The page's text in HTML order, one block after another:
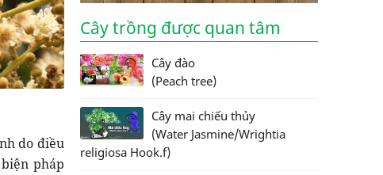
do điều
pháp
Cây trồng được quan tâm
Cây đào
(Peach tree)
Cây mai chiếu thủy
(Water Jasmine/Wrightia
religiosa Hook.f)